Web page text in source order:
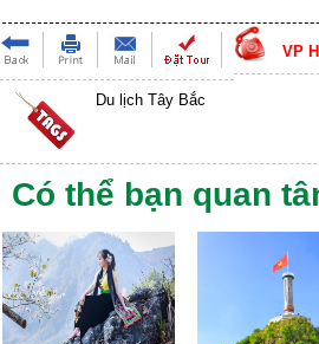
VP
Du lịch Tây Bắc
Có thể bạn quan